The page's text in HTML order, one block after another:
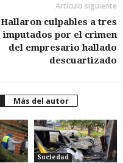
Artículo siguiente
Hallaron culpables a tres
imputados por el crimen
del empresario hallado
descuartizado
Más del autor
Sociedad